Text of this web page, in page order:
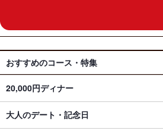
おすすめのコース・特集
20,000円ディナー
大人のデート・記念日